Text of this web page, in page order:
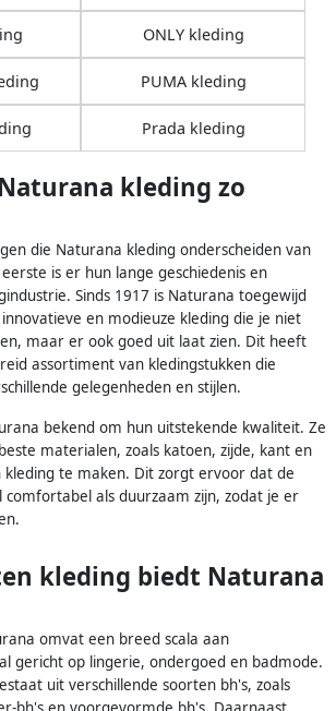
ONLY kleding
PUMA kleding
Prada kleding
kleding zo
die Naturana kleding onderscheiden van
is er hun lange geschiedenis en
Sinds 1917 is Naturana toegewijd
en modieuze kleding die je niet
maar er ook goed uit laat zien. Dit heeft
assortiment van kledingstukken die
gelegenheden en stijlen.
bekend om hun uitstekende kwaliteit. Ze
materialen, zoals katoen, zijde, kant en
te maken. Dit zorgt ervoor dat de
comfortabel als duurzaam zijn, zodat je er
kleding biedt Naturana
omvat een breed scala aan
gericht op lingerie, ondergoed en badmode.
uit verschillende soorten bh's, zoals